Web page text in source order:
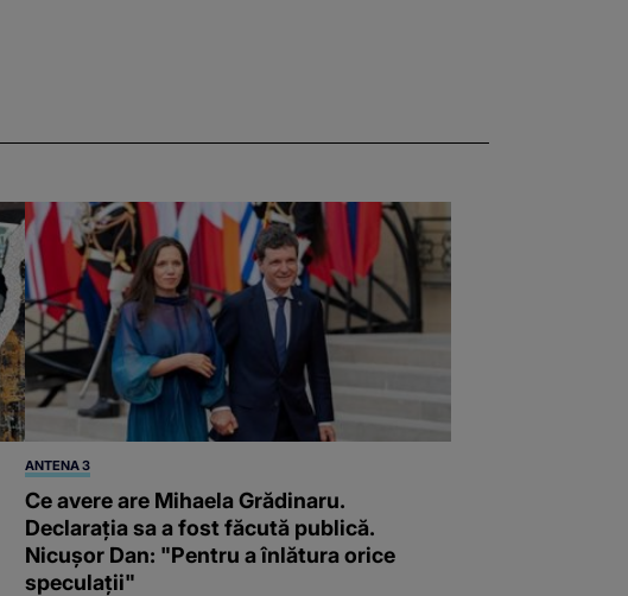
ANTENA 3
Ce avere are Mihaela Grădinaru.
Declarația sa a fost făcută publică.
Nicușor Dan: "Pentru a înlătura orice
speculații"